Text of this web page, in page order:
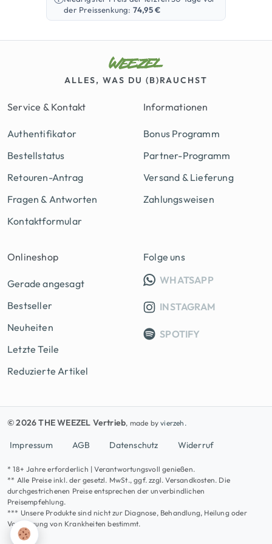
der Preissenkung: 74,95€
ALLES, WAS DU (B)RAUCHST
Service & Kontakt
Authentifikator
Bestellstatus
Retouren-Antrag
Fragen & Antworten
Kontaktformular
Informationen
Bonus Programm
Partner-Programm
Versand & Lieferung
Zahlungsweisen
Onlineshop
Gerade angesagt
Bestseller
Neuheiten
Letzte Teile
Reduzierte Artikel
Folge uns
WHATSAPPINFO
INSTAGRAM
SPOTIFY
© 2026 THE WEEZEL Vertrieb, made byvierzeh.
Impressum AGB Datenschutz Widerruf
* 18+ Jahre erforderlich | Verantwortungsvoll genießen.
** Alle Preise inkl. der gesetzl. MwSt., ggf. zzgl. Versandkosten. Die
durchgestrichenen Preise entsprechen der unverbindlichen
Preisempfehlung.
*** Unsere Produkte sind nicht zur Diagnose, Behandlung, Heilung oder
Vorbeugung von Krankheiten bestimmt.